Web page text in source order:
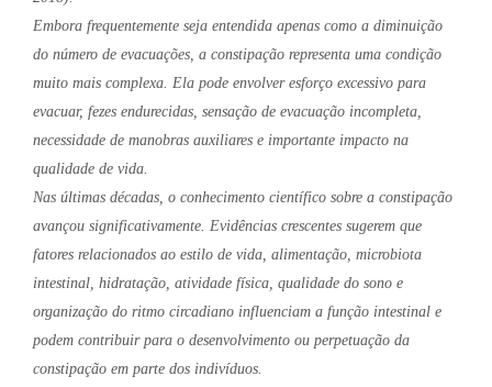
Embora frequentemente seja entendida apenas como a diminuição
do número de evacuações, a constipação representa uma condição
muito mais complexa. Ela pode envolver esforço excessivo para
evacuar, fezes endurecidas, sensação de evacuação incompleta,
necessidade de manobras auxiliares e importante impacto na
qualidade de vida.
Nas últimas décadas, o conhecimento científico sobre a constipação
avançou significativamente. Evidências crescentes sugerem que
fatores relacionados ao estilo de vida, alimentação, microbiota
intestinal, hidratação, atividade física, qualidade do sono e
organização do ritmo circadiano influenciam a função intestinal e
podem contribuir para o desenvolvimento ou perpetuação da
constipação em parte dos indivíduos.